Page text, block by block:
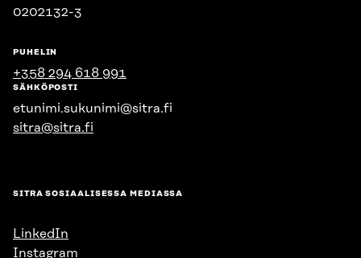
0202132-3
PUHELIN
+358 294 618 991
SÄHKÖPOSTI
etunimi.sukunimi@sitra.fi
sitra@sitra.fi
SITRA SOSIAALISESSA MEDIASSA
LinkedIn
Instagram